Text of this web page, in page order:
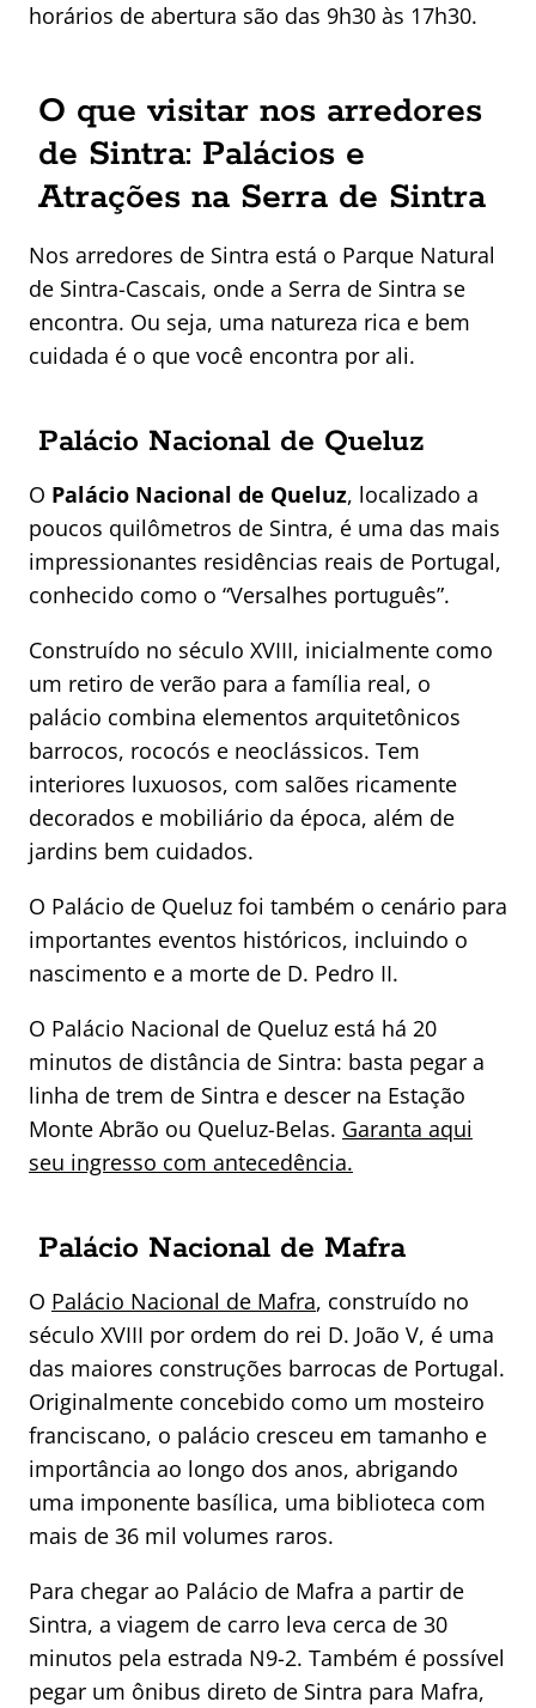
horários de abertura são das 9h30 às 17h30.
O que visitar nos arredores
de Sintra: Palácios e
Atrações na Serra de Sintra
Nos arredores de Sintra está o Parque Natural
de Sintra-Cascais, onde a Serra de Sintra se
encontra. Ou seja, uma natureza rica e bem
cuidada é o que você encontra por ali.
Palácio Nacional de Queluz
O Palácio Nacional de Queluz, localizado a
poucos quilômetros de Sintra, é uma das mais
impressionantes residências reais de Portugal,
conhecido como o “Versalhes português”.
Construído no século XVIII, inicialmente como
um retiro de verão para a família real, o
palácio combina elementos arquitetônicos
barrocos, rococós e neoclássicos. Tem
interiores luxuosos, com salões ricamente
decorados e mobiliário da época, além de
jardins bem cuidados.
O Palácio de Queluz foi também o cenário para
importantes eventos históricos, incluindo o
nascimento e a morte de D. Pedro II.
O Palácio Nacional de Queluz está há 20
minutos de distância de Sintra: basta pegar a
linha de trem de Sintra e descer na Estação
Monte Abrão ou Queluz-Belas. Garanta aqui
seu ingresso com antecedência.
Palácio Nacional de Mafra
O Palácio Nacional de Mafra, construído no
século XVIII por ordem do rei D. João V, é uma
das maiores construções barrocas de Portugal.
Originalmente concebido como um mosteiro
franciscano, o palácio cresceu em tamanho e
importância ao longo dos anos, abrigando
uma imponente basílica, uma biblioteca com
mais de 36 mil volumes raros.
Para chegar ao Palácio de Mafra a partir de
Sintra, a viagem de carro leva cerca de 30
minutos pela estrada N9-2. Também é possível
pegar um ônibus direto de Sintra para Mafra,